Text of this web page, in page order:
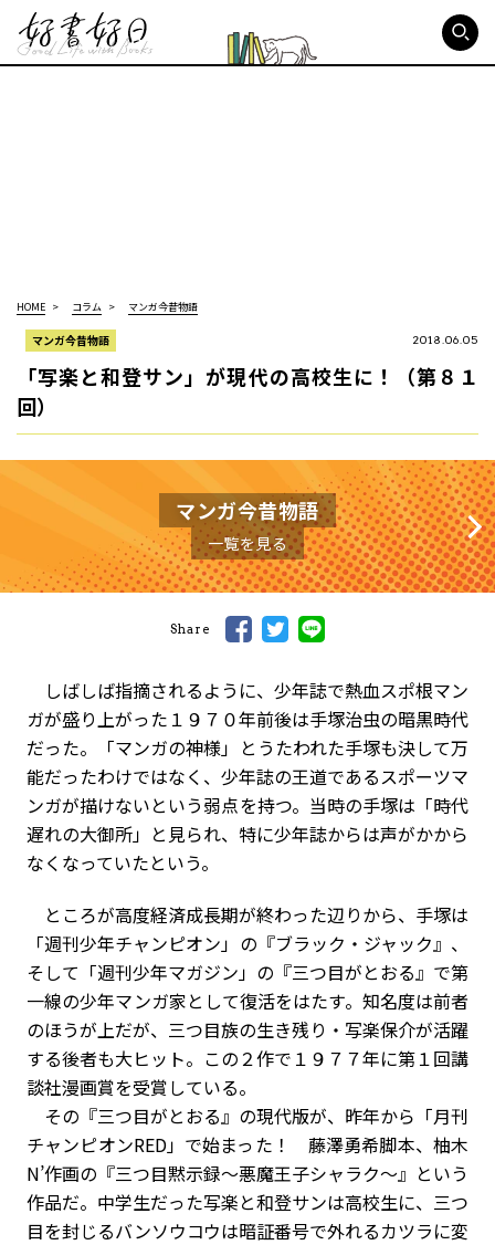
HOME コラム マンガ今昔物語
マンガ今昔物語 2018.06.05
「写楽と和登サン」が現代の高校生に！（第８１
回）
マンガ今昔物語
一覧を見る
Share
しばしば指摘されるように、少年誌で熱血スポ根マン
ガが盛り上がった１９７０年前後は手塚治虫の暗黒時代
だった。「マンガの神様」とうたわれた手塚も決して万
能だったわけではなく、少年誌の王道であるスポーツマ
ンガが描けないという弱点を持つ。当時の手塚は「時代
遅れの大御所」と見られ、特に少年誌からは声がかから
なくなっていたという。
ところが高度経済成長期が終わった辺りから、手塚は
「週刊少年チャンピオン」の『ブラック・ジャック』、
そして「週刊少年マガジン」の『三つ目がとおる』で第
一線の少年マンガ家として復活をはたす。知名度は前者
のほうが上だが、三つ目族の生き残り・写楽保介が活躍
する後者も大ヒット。この２作で１９７７年に第１回講
談社漫画賞を受賞している。
その『三つ目がとおる』の現代版が、昨年から「月刊
チャンピオンRED」で始まった！ 藤澤勇希脚本、柚木
N’作画の『三つ目黙示録～悪魔王子シャラク～』という
作品だ。中学生だった写楽と和登サンは高校生に、三つ
目を封じるバンソウコウは暗証番号で外れるカツラに変